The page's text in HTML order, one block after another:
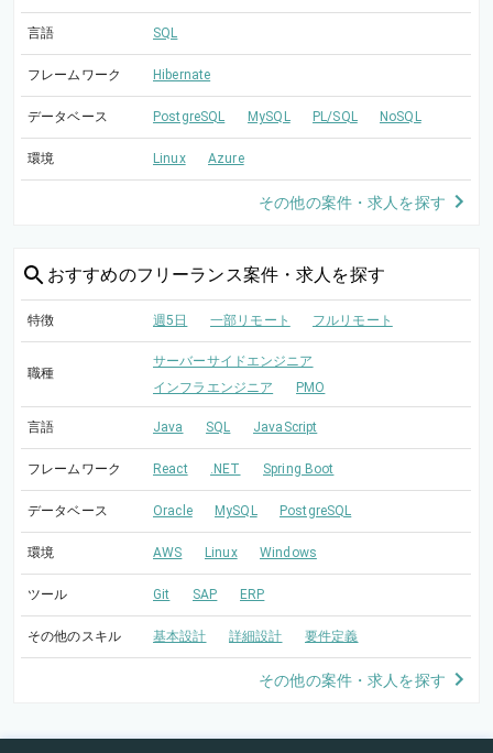
言語 SQL
フレームワーク Hibernate
データベース PostgreSQL MySQL PL/SQL NoSQL
環境 Linux Azure
その他の案件・求人を探す
おすすめのフリーランス案件・求人を探す
特徴 週5日 一部リモート フルリモート
職種
サーバーサイドエンジニア
インフラエンジニア
PMO
言語 Java SQL JavaScript
フレームワーク React .NET Spring Boot
データベース Oracle MySQL PostgreSQL
環境 AWS Linux Windows
ツール Git SAP ERP
その他のスキル 基本設計 詳細設計 要件定義
その他の案件・求人を探す